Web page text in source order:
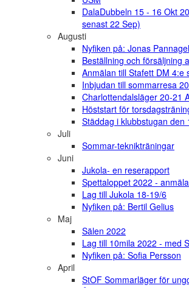
DalaDubbeln 15 - 16 Okt
senast 22 Sep)
Augusti
Nyfiken på: Jonas Pannagel
Beställning och försäljning
Anmälan till Stafett DM 4:e
Inbjudan till sommarresa
Charlottendalsläger 20-21
Höststart för
Städdag i klubbstugan den
Juli
Sommar-teknikträningar
Juni
Jukola- en reserapport
Spettaloppet 2022 -
Lag till Jukola 18-19/6
Nyfiken på: Bertil Gelius
Maj
Sälen 2022
Lag till 10mila 2022 - med
Nyfiken på: Sofia Persson
April
StOF Sommarläger för